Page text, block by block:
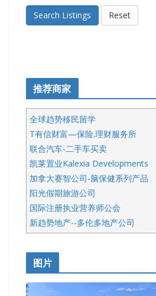
Search Listings Reset
推荐商家
全球趋势移民留学
T有信财富—保险.理财服务所
联合汽车-二手车买卖
凯莱置业Kalexia Developments
加拿大赛智公司-脑保健系列产品
阳光假期旅游公司
国际注册执业营养师公会
新趋势地产--多伦多地产公司
呱呱电器
开明车行KS CAR SALES & SERVICE
健健宝公司
皇后金融集团
图片